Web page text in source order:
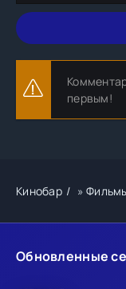
Обновленные
первым!
Кинобар »